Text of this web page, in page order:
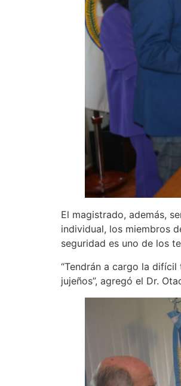
El magistrado, además,
individual, los miembros
seguridad es uno de los
“Tendrán a cargo la
jujeños”, agregó el Dr.